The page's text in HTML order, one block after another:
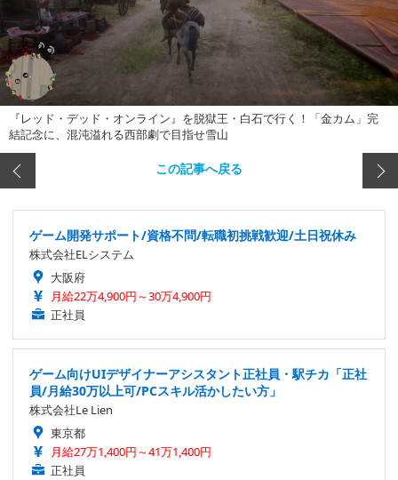
『レッド・デッド・オンライン』を脱獄王・白石で行く！「金カム」完
結記念に、混沌溢れる西部劇で目指せ雪山
この記事へ戻る
ゲーム開発サポート/資格不問/転職初挑戦歓迎/土日祝休み
株式会社ELシステム
大阪府
月給22万4,900円～30万4,900円
正社員
ゲーム向けUIデザイナーアシスタント正社員・駅チカ「正社
員/月給30万以上可/PCスキル活かしたい方」
株式会社Le Lien
東京都
月給27万1,400円～41万1,400円
正社員